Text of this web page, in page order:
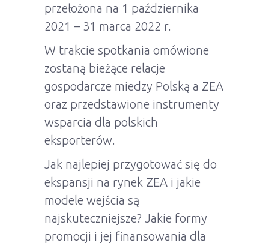
przełożona na 1 października
2021 – 31 marca 2022 r.
W trakcie spotkania omówione
zostaną bieżące relacje
gospodarcze miedzy Polską a ZEA
oraz przedstawione instrumenty
wsparcia dla polskich
eksporterów.
Jak najlepiej przygotować się do
ekspansji na rynek ZEA i jakie
modele wejścia są
najskuteczniejsze? Jakie formy
promocji i jej finansowania dla